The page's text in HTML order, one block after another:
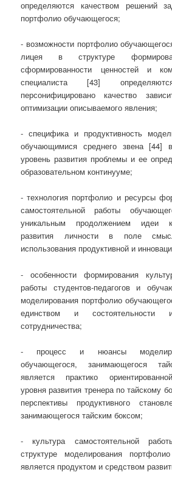
определяются качеством решений
портфолио обучающегося;
- возможности портфолио
лицея в структуре
сформированности ценностей и
специалиста [43]
персонифицировано качество
оптимизации описываемого явления;
- специфика и продуктивность
обучающимися среднего звена [44]
уровень развития проблемы и ее
образовательном континууме;
- технология портфолио и ресурсы
самостоятельной работы
уникальным продолжением идеи
развития личности в поле
использования продуктивной и
- особенности формирования
работы студентов-педагогов и
моделирования портфолио
единством и
сотрудничества;
- процесс и нюансы
обучающегося, занимающегося
является практико
уровня развития тренера по тайскому
перспективы продуктивного
занимающегося тайским боксом;
- культура самостоятельной
структуре моделирования
является продуктом и средством